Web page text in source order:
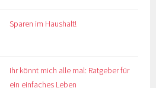
Sparen im Haushalt!
Ihr könnt mich alle mal: Ratgeber für
ein einfaches Leben